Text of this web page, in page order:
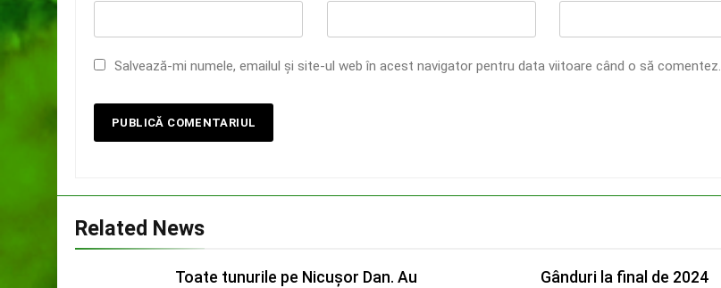
Salvează-mi numele, emailul și site-ul web în acest navigator pentru data viitoare când o să comentez.
Related News
Toate tunurile pe Nicușor Dan. Au
Gânduri la final de 2024